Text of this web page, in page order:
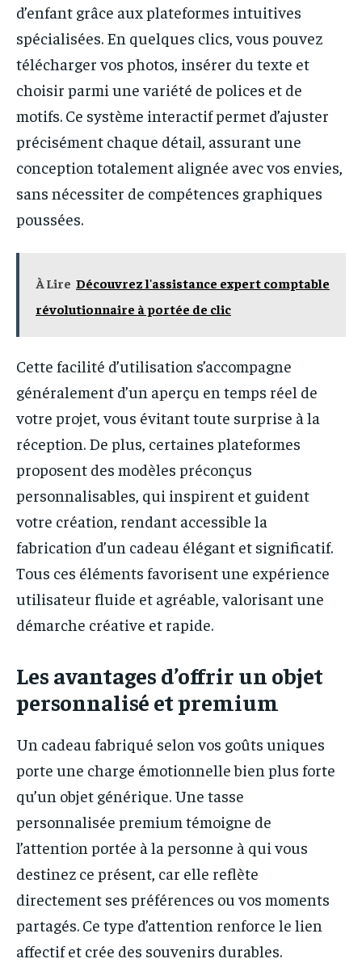
d’enfant grâce aux plateformes intuitives
spécialisées. En quelques clics, vous pouvez
télécharger vos photos, insérer du texte et
choisir parmi une variété de polices et de
motifs. Ce système interactif permet d’ajuster
précisément chaque détail, assurant une
conception totalement alignée avec vos envies,
sans nécessiter de compétences graphiques
poussées.
À Lire Découvrez l'assistance expert comptable
révolutionnaire à portée de clic
Cette facilité d’utilisation s’accompagne
généralement d’un aperçu en temps réel de
votre projet, vous évitant toute surprise à la
réception. De plus, certaines plateformes
proposent des modèles préconçus
personnalisables, qui inspirent et guident
votre création, rendant accessible la
fabrication d’un cadeau élégant et significatif.
Tous ces éléments favorisent une expérience
utilisateur fluide et agréable, valorisant une
démarche créative et rapide.
Les avantages d’offrir un objet
personnalisé et premium
Un cadeau fabriqué selon vos goûts uniques
porte une charge émotionnelle bien plus forte
qu’un objet générique. Une tasse
personnalisée premium témoigne de
l’attention portée à la personne à qui vous
destinez ce présent, car elle reflète
directement ses préférences ou vos moments
partagés. Ce type d’attention renforce le lien
affectif et crée des souvenirs durables.